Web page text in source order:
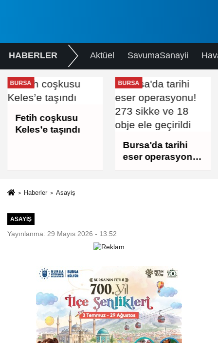
HABERLER Aktüel SavumaSanayii
BURSA
Fetih coşkusu
Keles’e taşındı
BURSA
Bursa'da tarihi
eser operasyonu!
273 sikke ve 18
Haberler Asayiş
ASAYIŞ
Yayınlanma: 29 Mayıs 2026 - 13:52